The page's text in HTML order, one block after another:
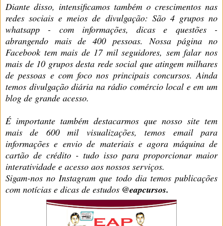
Diante disso, intensificamos também o crescimentos nas
redes sociais e meios de divulgação: São 4 grupos no
whatsapp - com informações, dicas e questões -
abrangendo mais de 400 pessoas. Nossa página no
Facebook tem mais de 17 mil seguidores, sem falar nos
mais de 10 grupos desta rede social que atingem milhares
de pessoas e com foco nos principais concursos. Ainda
temos divulgação diária na rádio comércio local e em um
blog de grande acesso.
É importante também destacarmos que nosso site tem
mais de 600 mil visualizações, temos email para
informações e envio de materiais e agora máquina de
cartão de crédito - tudo isso para proporcionar maior
interatividade e acesso aos nossos serviços.
Sigam-nos no Instagram que todo dia temos publicações
com notícias e dicas de estudos @eapcursos.